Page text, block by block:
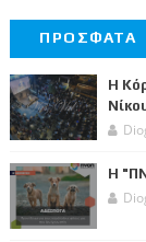
ΠΡΟΣΦΑΤΑ
Η
Η